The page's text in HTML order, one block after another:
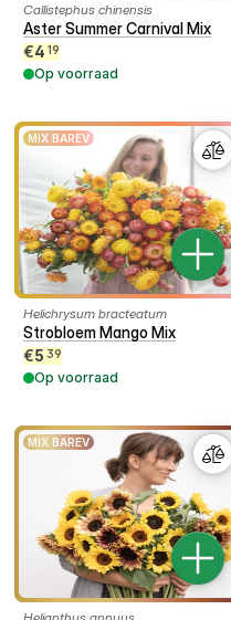
Callistephus chinensis
Aster Summer Carnival Mix
€4 19
Op voorraad
MIX BAREV
Helichrysum bracteatum
Strobloem Mango Mix
€5 39
Op voorraad
MIX BAREV